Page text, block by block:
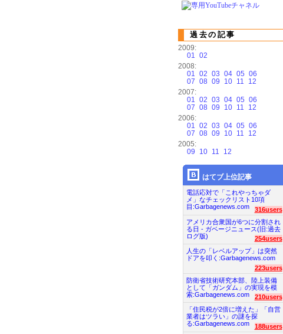
過去の記事
2009:
01 02
2008:
01 02 03 04 05 06
07 08 09 10 11
12
2007:
01 02 03 04 05 06
07 08 09 10 11
12
2006:
01 02 03 04 05 06
07 08 09 10 11
12
2005:
09
10 11 12
はてブ上位記事
電話応対で「これやっちゃダ
メ」なチェックリスト10項
目:Garbagenews.com
316users
アメリカ合衆国が6つに分割され
る日 - ガベージニュース(旧:過去
ログ版)
254users
人生の「レベルアップ」は突然
ドアを叩く:Garbagenews.com
223users
防衛省技術研究本部、陸上装備
として「ガンダム」の実現を模
索:Garbagenews.com
210users
「住民税が2倍に増えた」「自営
業者はツラい」の謎を探
る:Garbagenews.com
188users